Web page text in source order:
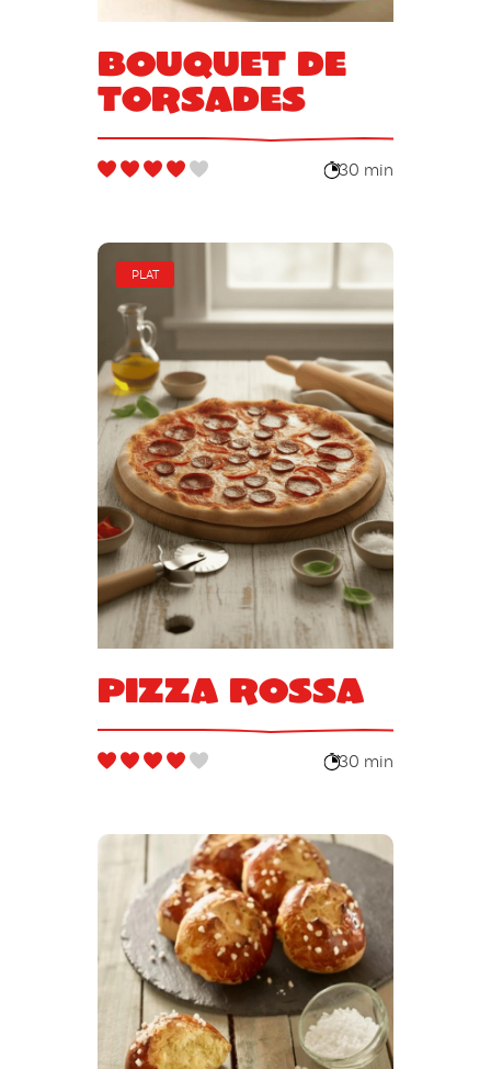
Bouquet de
torsades
30 min
PLAT
Pizza rossa
30 min